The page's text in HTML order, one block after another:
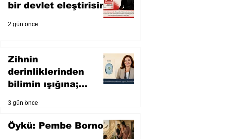
bir devlet eleştirisine
2 gün önce
Zihnin
derinliklerinden
bilimin ışığına;
3 gün önce
Öykü: Pembe Bornoz